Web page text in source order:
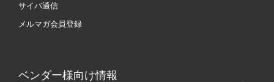
サイバ通信
メルマガ会員登録
ベンダー様向け情報